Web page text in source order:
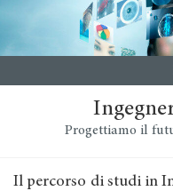
Progettiamo il
Il percorso di studi in